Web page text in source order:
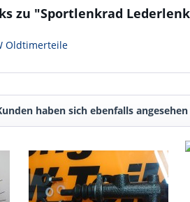
zu "Sportlenkrad
Oldtimerteile
haben sich ebenfalls angesehen